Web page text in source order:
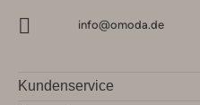
info@omoda.de
Kundenservice